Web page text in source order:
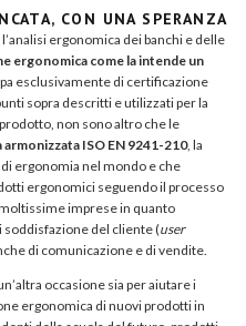
CON UNA SPERANZA
ergonomica dei banchi e delle
ergonomica come la intende un
esclusivamente di certificazione
sopra descritti e utilizzati per la
non sono altro che le
ISO EN 9241-210, la
ergonomia nel mondo e che
ergonomici seguendo il processo
imprese in quanto
del cliente (user
di comunicazione e di vendite.
occasione sia per aiutare i
ergonomica di nuovi prodotti in